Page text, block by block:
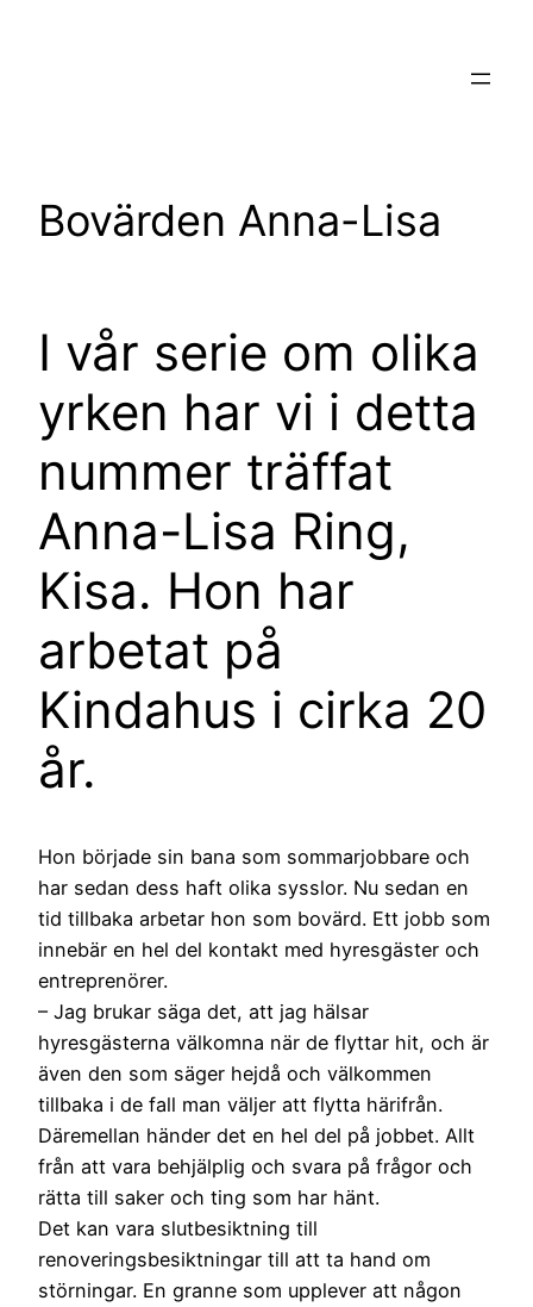
Bovärden Anna-Lisa
I vår serie om olika
yrken har vi i detta
nummer träffat
Anna-Lisa Ring,
Kisa. Hon har
arbetat på
Kindahus i cirka 20
år.
Hon började sin bana som sommarjobbare och
har sedan dess haft olika sysslor. Nu sedan en
tid tillbaka arbetar hon som bovärd. Ett jobb som
innebär en hel del kontakt med hyresgäster och
entreprenörer.
– Jag brukar säga det, att jag hälsar
hyresgästerna välkomna när de flyttar hit, och är
även den som säger hejdå och välkommen
tillbaka i de fall man väljer att flytta härifrån.
Däremellan händer det en hel del på jobbet. Allt
från att vara behjälplig och svara på frågor och
rätta till saker och ting som har hänt.
Det kan vara slutbesiktning till
renoveringsbesiktningar till att ta hand om
störningar. En granne som upplever att någon